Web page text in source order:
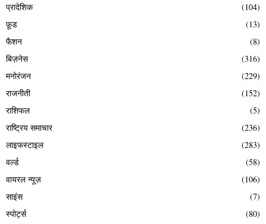
प्रादेशिक
(104)
फ़ूड
(13)
फैशन
(8)
बिज़नेस
(316)
मनोरंजन
(229)
राजनीती
(152)
राशिफल
(5)
राष्ट्रिय समाचार
(236)
लाइफस्टाइल
(283)
वर्ल्ड
(58)
वायरल न्यूज़
(106)
साइंस
(7)
स्पोर्ट्स
(80)